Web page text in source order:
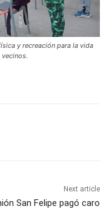
y recreación para la vida
Next article
San Felipe pagó caro